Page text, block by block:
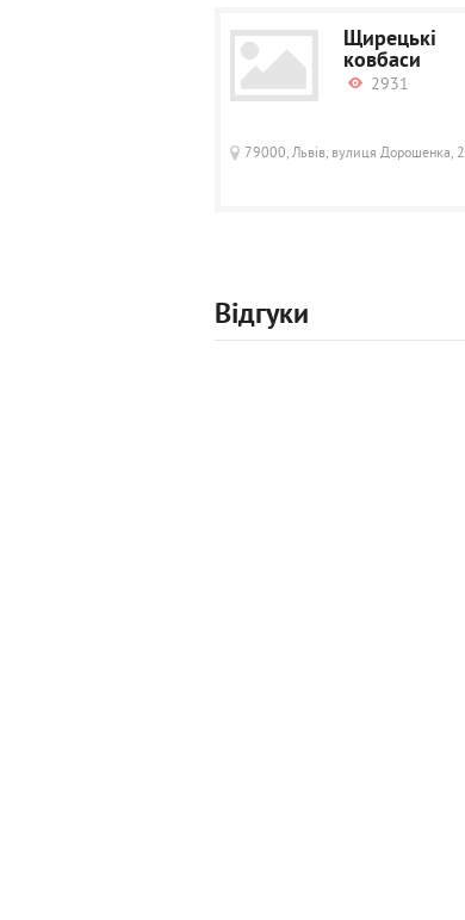
Щирецькі
ковбаси
2931
79000, Львів, вулиця Дорошенка, 2
Відгуки